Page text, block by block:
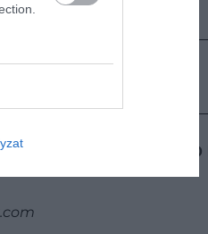
82 ezer forint, míg a